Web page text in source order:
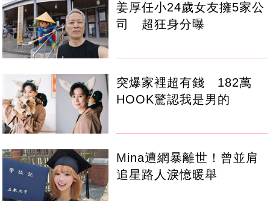
姜厚任小24歲女友擁5家公
司 超狂身分曝
突爆家裡超有錢 182萬
HOOK驚認我是男的
Mina遭網暴離世！曾並肩
追星路人淚憶暖舉